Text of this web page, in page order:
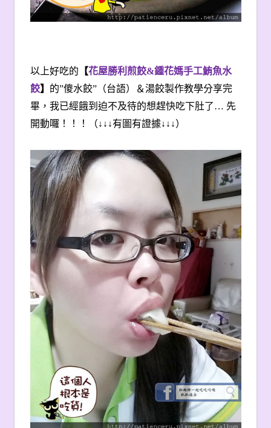
以上好吃的 【花屋勝利煎餃&鍾花媽手工鮪魚水
餃】 的”傻水餃”（台語） ＆湯餃製作教學分享完
畢，我已經餓到迫不及待的想趕快吃下肚了… 先
開動囉！！！（↓↓↓有圖有證據↓↓↓）